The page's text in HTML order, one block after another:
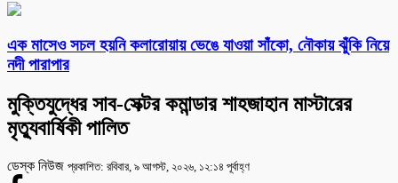
এক মাসেও সচল হয়নি কলারোয়ায় ভেঙে যাওয়া সাঁকো, নৌকায় ঝুঁকি নিয়ে
নদী পারাপার
মুক্তিযুদ্ধের সাব-সেক্টর কমান্ডার শাহজাহান মাস্টারের
মৃত্যুবার্ষিকী পালিত
ডেস্ক নিউজ প্রকাশিত: রবিবার, ৯ আগস্ট, ২০২৬, ১২:১৪ পূর্বাহ্ণ